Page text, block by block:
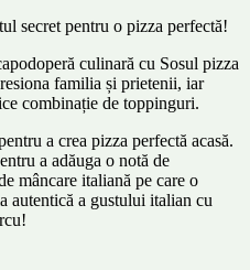
secret pentru o pizza perfectă!
culinară cu Sosul pizza
familia și prietenii, iar
combinație de toppinguri.
a crea pizza perfectă acasă.
a adăuga o notă de
mâncare italiană pe care o
autentică a gustului italian cu